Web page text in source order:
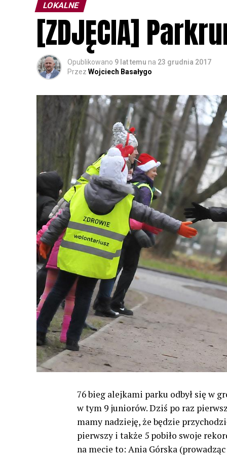
LOKALNE
[ZDJĘCIA]
Opublikowano 9 lat temu na 23 grudnia 2017
Przez Wojciech Basałygo
76 bieg alejkami parku odbył się w
w tym 9 juniorów. Dziś po raz
mamy nadzieję, że będzie
pierwszy i także 5 pobiło swoje
na mecie to: Ania Górska